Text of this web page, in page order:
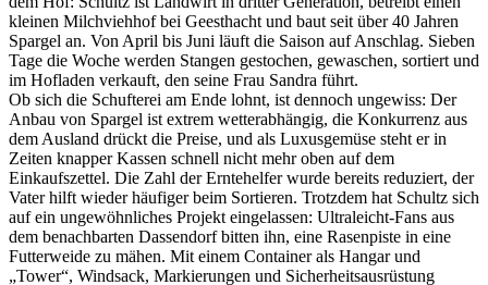
kleinen Milchviehhof bei Geesthacht und baut seit über 40 Jahren
Spargel an. Von April bis Juni läuft die Saison auf Anschlag. Sieben
Tage die Woche werden Stangen gestochen, gewaschen, sortiert und
im Hofladen verkauft, den seine Frau Sandra führt.
Ob sich die Schufterei am Ende lohnt, ist dennoch ungewiss: Der
Anbau von Spargel ist extrem wetterabhängig, die Konkurrenz aus
dem Ausland drückt die Preise, und als Luxusgemüse steht er in
Zeiten knapper Kassen schnell nicht mehr oben auf dem
Einkaufszettel. Die Zahl der Erntehelfer wurde bereits reduziert, der
Vater hilft wieder häufiger beim Sortieren. Trotzdem hat Schultz sich
auf ein ungewöhnliches Projekt eingelassen: Ultraleicht-Fans aus
dem benachbarten Dassendorf bitten ihn, eine Rasenpiste in eine
Futterweide zu mähen. Mit einem Container als Hangar und
„Tower“, Windsack, Markierungen und Sicherheitsausrüstung